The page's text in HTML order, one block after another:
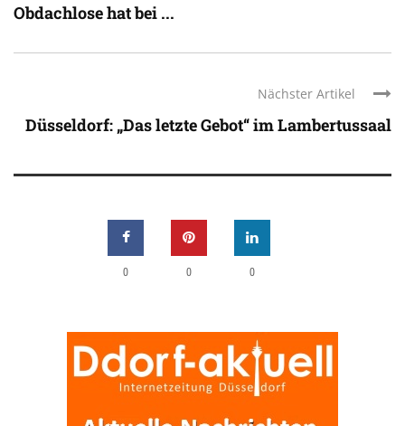
Obdachlose hat bei ...
Nächster Artikel
Düsseldorf: „Das letzte Gebot“ im Lambertussaal
0 0 0